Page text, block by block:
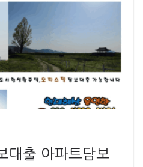
대출 아파트담보